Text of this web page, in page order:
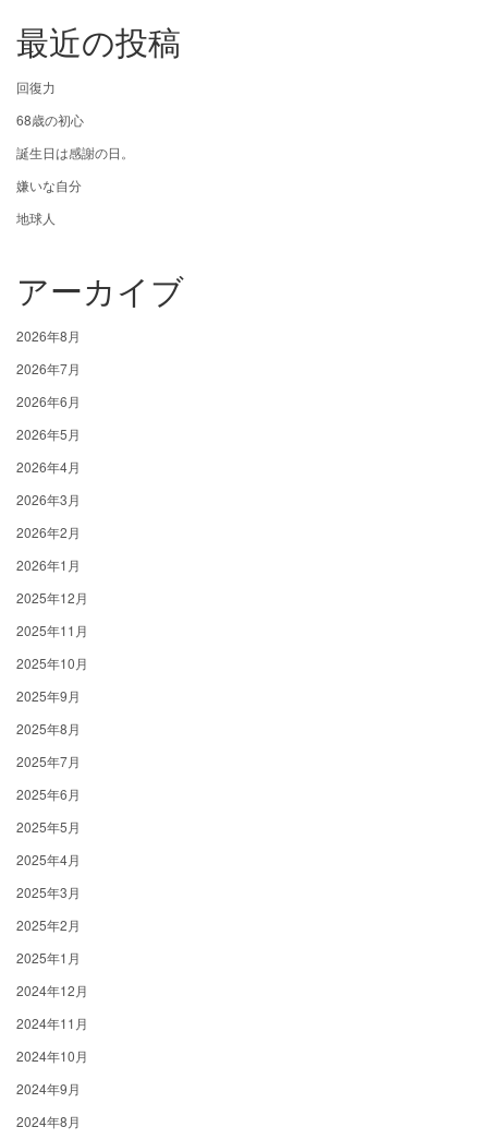
最近の投稿
回復力
68歳の初心
誕生日は感謝の日。
嫌いな自分
地球人
アーカイブ
2026年8月
2026年7月
2026年6月
2026年5月
2026年4月
2026年3月
2026年2月
2026年1月
2025年12月
2025年11月
2025年10月
2025年9月
2025年8月
2025年7月
2025年6月
2025年5月
2025年4月
2025年3月
2025年2月
2025年1月
2024年12月
2024年11月
2024年10月
2024年9月
2024年8月